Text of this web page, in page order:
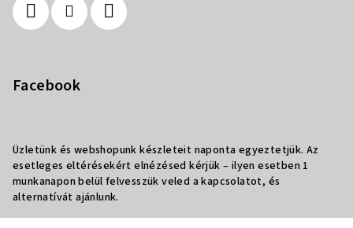
Facebook
Üzletünk és webshopunk készleteit naponta egyeztetjük. Az
esetleges eltérésekért elnézésed kérjük – ilyen esetben 1
munkanapon belül felvesszük veled a kapcsolatot, és
alternatívát ajánlunk.